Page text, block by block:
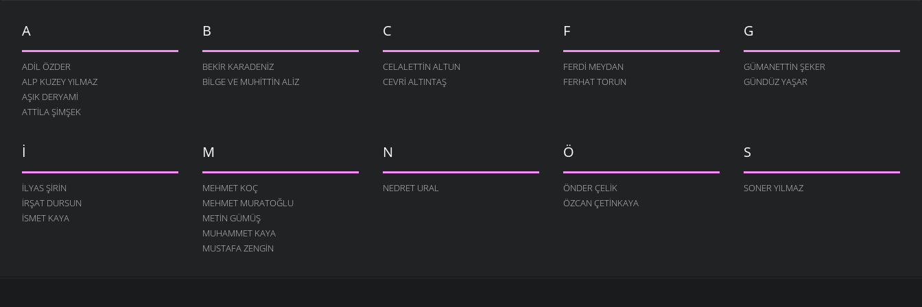
KASIM 2007
AYAĞINDA İKI ÇORAP
CELALETTIN ALTUN
KASIM 2007
A
ADIL ÖZDER
ALP KUZEY YILMAZ
AŞIK DERYAMI
ATTILA ŞIMŞEK
B
BEKIR KARADENIZ
BILGE VE MUHITTIN ALIZ
C
CELALETTIN ALTUN
CEVRI ALTINTAŞ
F
FERDI MEYDAN
FERHAT TORUN
G
GÜMANETTIN ŞEKER
GÜNDÜZ YAŞAR
I
İLYAS ŞIRIN
İRŞAT DURSUN
ISMET KAYA
M
MEHMET KOÇ
MEHMET MURATOĞLU
METIN GÜMÜŞ
MUHAMMET KAYA
MUSTAFA ZENGIN
N
NEDRET URAL
Ö
ÖNDER ÇELIK
ÖZCAN ÇETINKAYA
S
SONER YILMAZ